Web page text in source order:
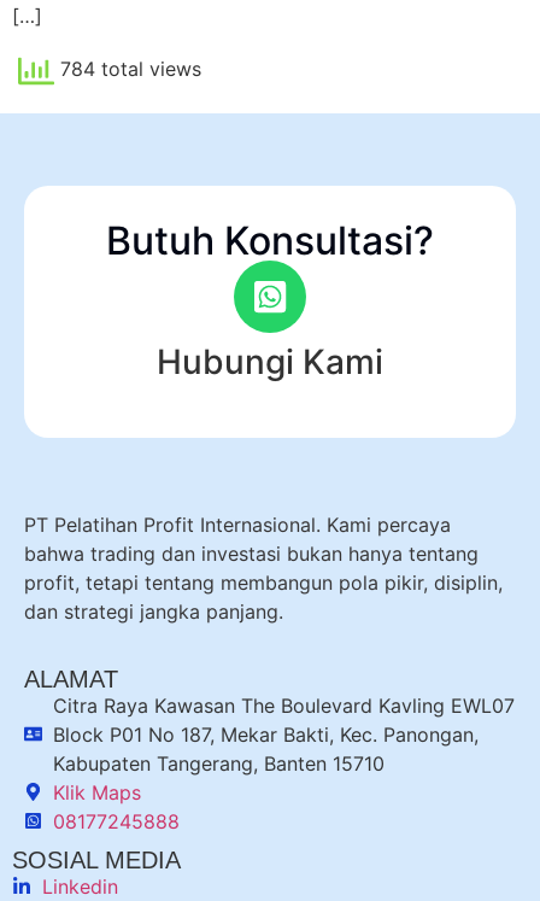
[…]
784 total views
Butuh Konsultasi?
Hubungi Kami
PT Pelatihan Profit Internasional. Kami percaya
bahwa trading dan investasi bukan hanya tentang
profit, tetapi tentang membangun pola pikir, disiplin,
dan strategi jangka panjang.
ALAMAT
Citra Raya Kawasan The Boulevard Kavling EWL07
Block P01 No 187, Mekar Bakti, Kec. Panongan,
Kabupaten Tangerang, Banten 15710
Klik Maps
08177245888
SOSIAL MEDIA
Linkedin